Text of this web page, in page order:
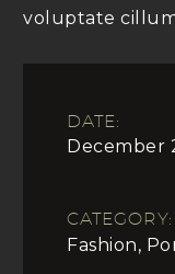
voluptate
DATE:
December
CATEGORY:
Fashion,